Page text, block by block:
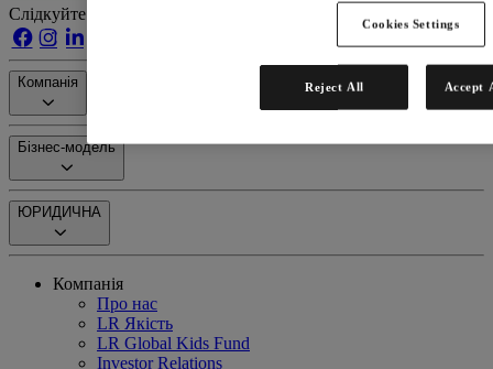
Слідкуйте за нами на
Компанія
Бізнес-модель
ЮРИДИЧНА
Компанія
Про нас
LR Якість
LR Global Kids Fund
Investor Relations
Cookies Settings
Reject All Accept